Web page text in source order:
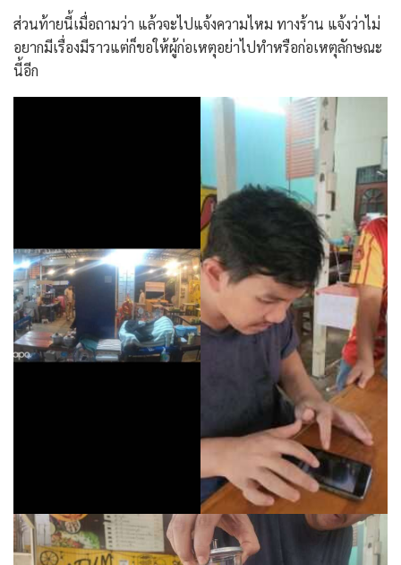
ส่วนท้ายนี้เมื่อถามว่า แล้วจะไปแจ้งความไหม ทางร้าน แจ้งว่าไม่
อยากมีเรื่องมีราวแต่ก็ขอให้ผู้ก่อเหตุอย่าไปทำหรือก่อเหตุลักษณะ
นี้อีก